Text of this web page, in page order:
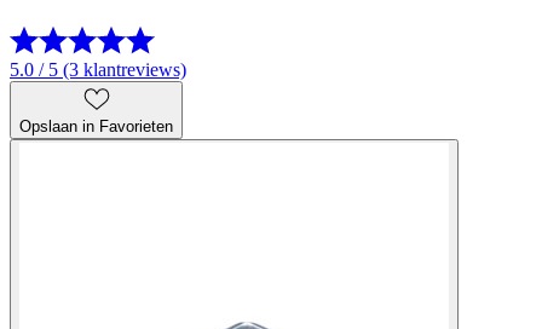
5.0 / 5 (3 klantreviews)
Opslaan in Favorieten